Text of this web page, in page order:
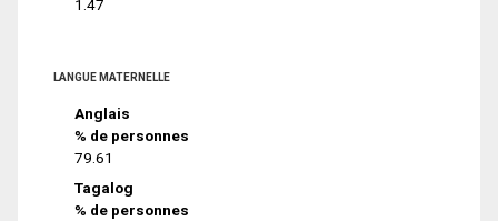
1.47
LANGUE MATERNELLE
Anglais
% de personnes
79.61
Tagalog
% de personnes